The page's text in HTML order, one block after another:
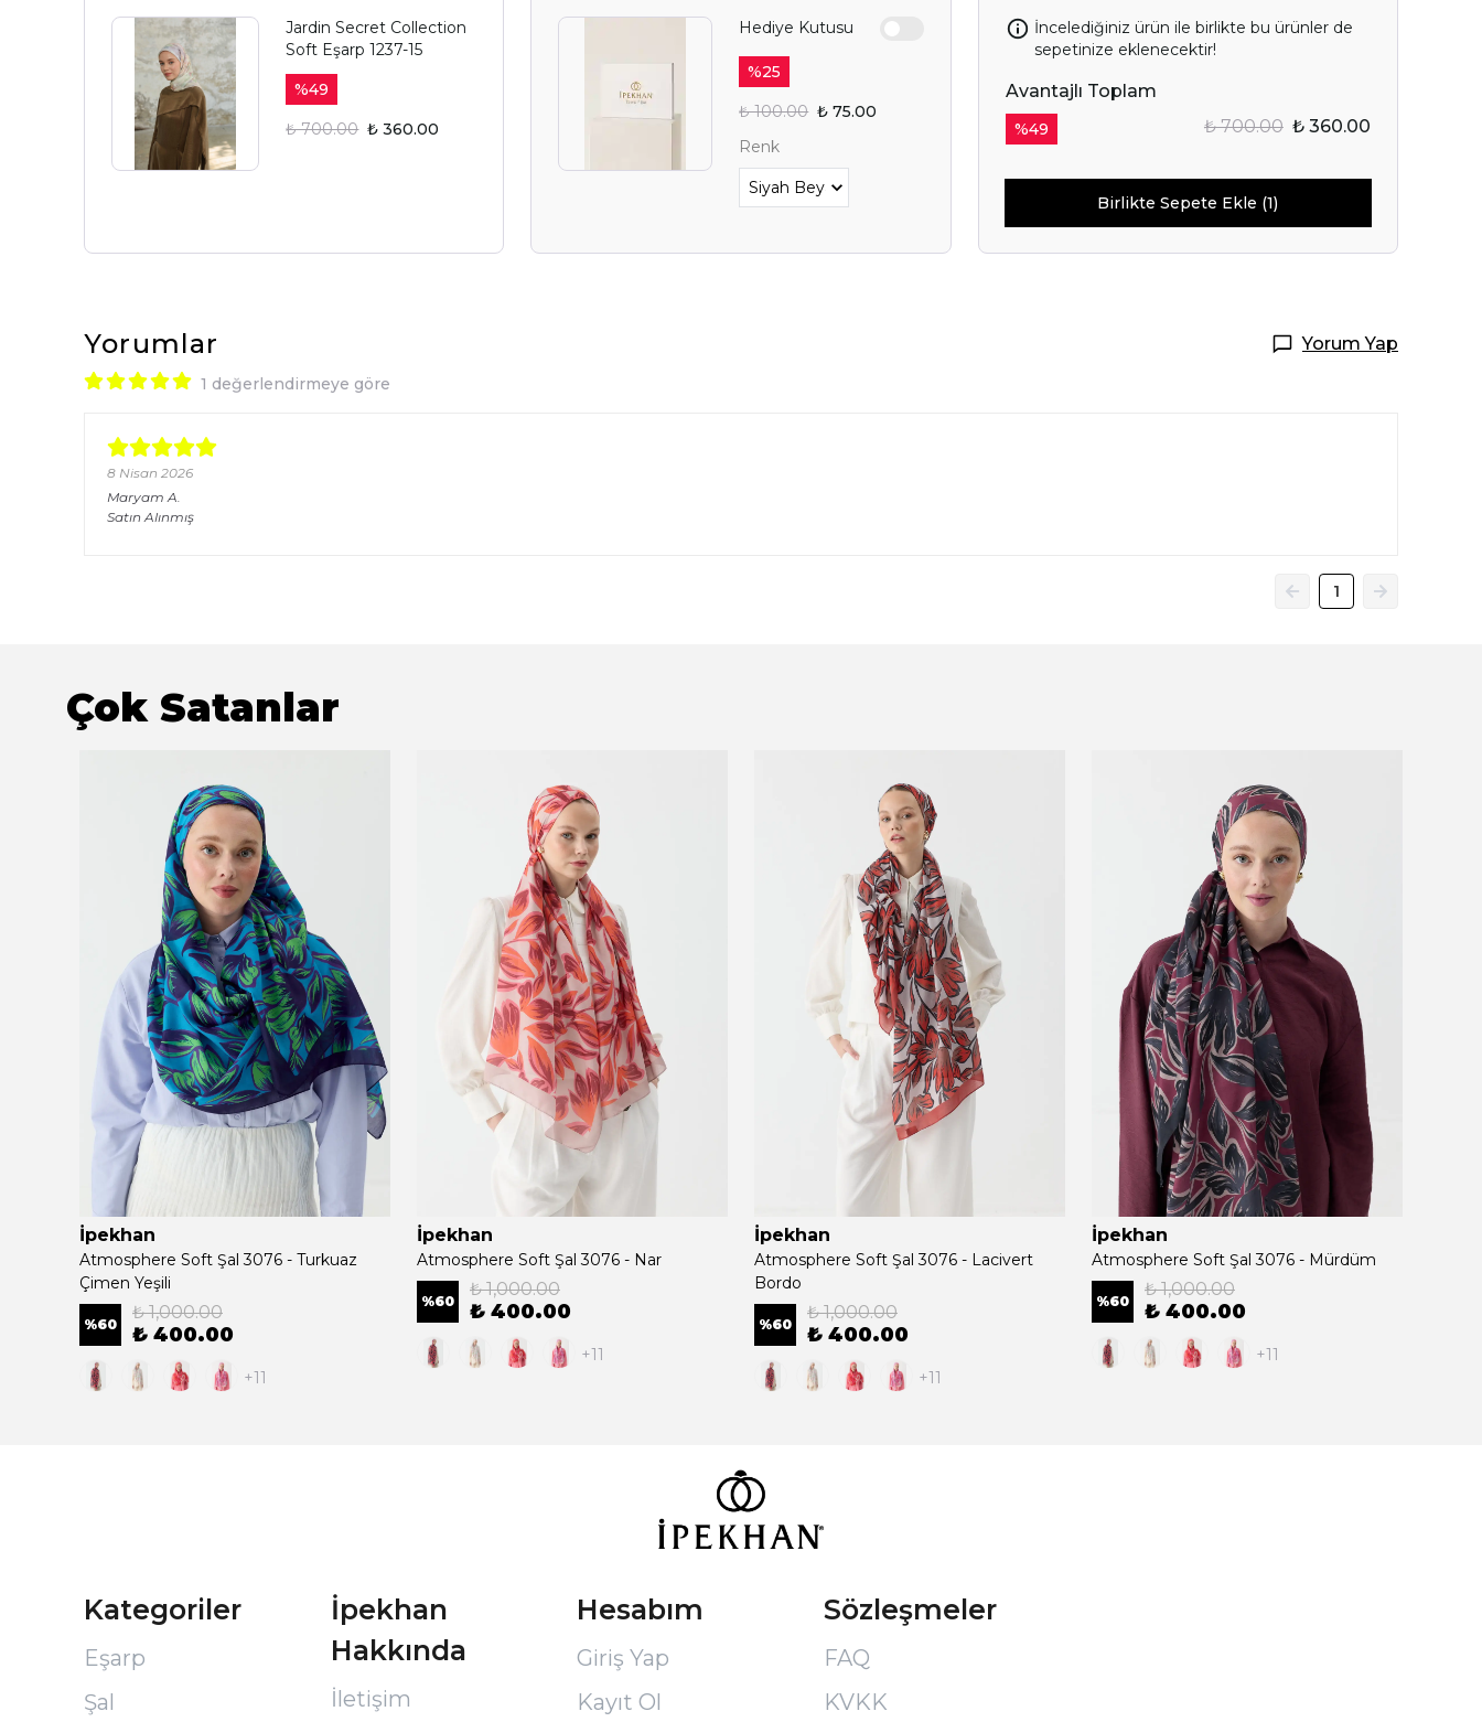
Jardin Secret Collection
Soft Eşarp 1237-15
%49
₺ 700.00 ₺ 360.00
Hediye Kutusu
%25
₺ 100.00 ₺ 75.00
Renk
İncelediğiniz ürün ile birlikte bu ürünler de
sepetinize eklenecektir!
Avantajlı Toplam
%49 ₺ 700.00 ₺ 360.00
Birlikte Sepete Ekle (1)
Yorumlar Yorum Yap
1 değerlendirmeye göre
8 Nisan 2026
Maryam A.
Satın Alınmış
1
Çok Satanlar
İpekhan
Atmosphere Soft Şal 3076 - Turkuaz
Çimen Yeşili
%60
₺ 1,000.00
₺ 400.00
+11
İpekhan
Atmosphere Soft Şal 3076 - Nar
%60
₺ 1,000.00
₺ 400.00
+11
İpekhan
Atmosphere Soft Şal 3076 - Lacivert
Bordo
%60
₺ 1,000.00
₺ 400.00
+11
İpekhan
Atmosphere Soft Şal 3076 - Mürdüm
%60
₺ 1,000.00
₺ 400.00
+11
Kategoriler
Eşarp
Şal
İpekhan
Hakkında
İletişim
Hesabım
Giriş Yap
Kayıt Ol
Sözleşmeler
FAQ
KVKK